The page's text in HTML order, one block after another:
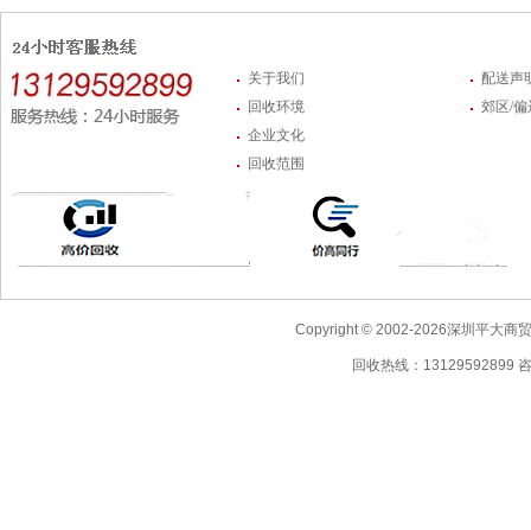
关于我们
回收环境
企业文化
回收范围
配送声
郊区/
Copyright © 2002-2026深圳平大商
回收热线：13129592899